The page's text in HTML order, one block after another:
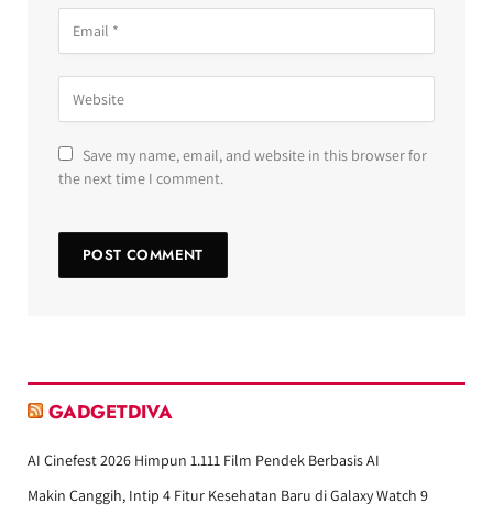
Save my name, email, and website in this browser for
the next time I comment.
GADGETDIVA
AI Cinefest 2026 Himpun 1.111 Film Pendek Berbasis AI
Makin Canggih, Intip 4 Fitur Kesehatan Baru di Galaxy Watch 9